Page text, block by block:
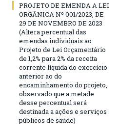
PROJETO DE EMENDA A LEI
ORGÂNICA Nº 001/2023, DE
29 DE NOVEMBRO DE 2023
(Altera percentual das
emendas individuais ao
Projeto de Lei Orçamentário
de 1,2% para 2% da receita
corrente líquida do exercício
anterior ao do
encaminhamento do projeto,
observado que a metade
desse percentual será
destinada a ações e serviços
públicos de saúde)